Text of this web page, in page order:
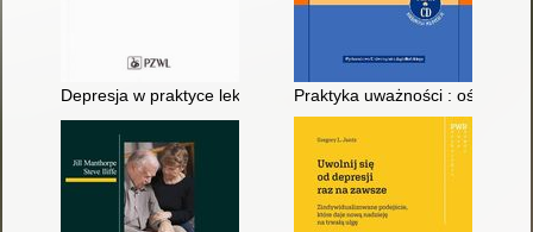
Depresja w praktyce lekarza POZPraktyka uważności :